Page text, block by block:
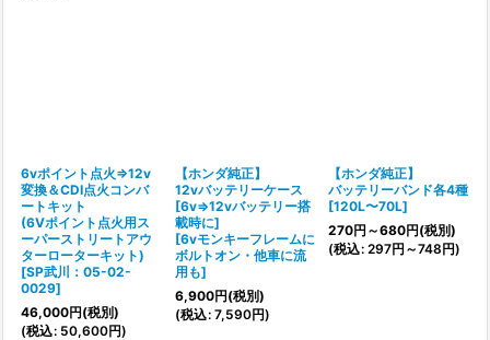
6vポイント点火⇒12v
変換＆CDI点火コンバ
ートキット
(6Vポイント点火用ス
ーパーストリートアウ
ターローターキット)
[SP武川：05-02-
0029]
46,000円(税別)
(税込: 50,600円)
【ホンダ純正】
12vバッテリーケース
[6v⇒12vバッテリー搭
載時に]
[6vモンキーフレームに
ボルトオン・他車に流
用も]
6,900円(税別)
(税込: 7,590円)
【ホンダ純正】
バッテリーバンド各4種
[120L〜70L]
270円 ～680円(税別)
(税込: 297円 ～748円)